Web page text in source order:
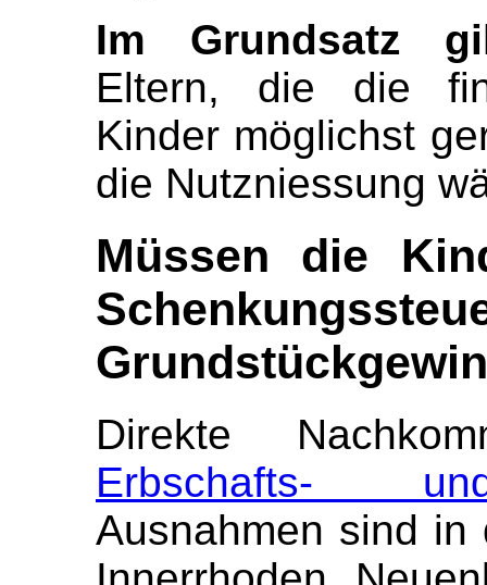
Im Grundsatz
Eltern, die die
Kinder möglichst
die Nutzniessung
Müssen die
Direkte
Erbschafts-
Ausnahmen sind in